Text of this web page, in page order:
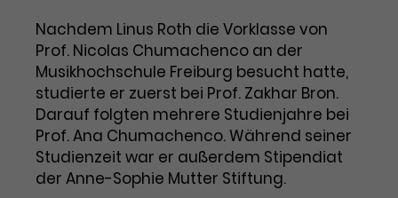
Benutzer*in wiedererkannt werden,
und es wird Zugang zu
geschützten Bereichen gewährt.
Name cookie_optin
Anbieter TYPO3
Laufzeit 2 Jahre
Zweck
Dieses Cookie wird von Google
Analytics installiert. Das Cookie
wird verwendet, um
Besucher*innen-, Sitzungs- und
Kampagnendaten zu berechnen
und die Nutzung der Website für
den Analysebericht der Website zu
Diese Gruppe beinhaltet alle Scripte, die es uns
ermöglichen die Leistung unserer
Werbekampagnen zu analysieren und
Conversions zu messen. Außerdem helfen sie
uns dabei Werbeanzeigen und Inhalte besser auf
die Interessen unserer Nutzer abzustimmen.
Name
_gcl_au
Anbieter Google Ads
Cookie-Informationen
Nachdem Linus Roth die Vorklasse von
Prof. Nicolas Chumachenco an der
Musikhochschule Freiburg besucht hatte,
studierte er zuerst bei Prof. Zakhar Bron.
Darauf folgten mehrere Studienjahre bei
Prof. Ana Chumachenco. Während seiner
Studienzeit war er außerdem Stipendiat
der Anne-Sophie Mutter Stiftung.